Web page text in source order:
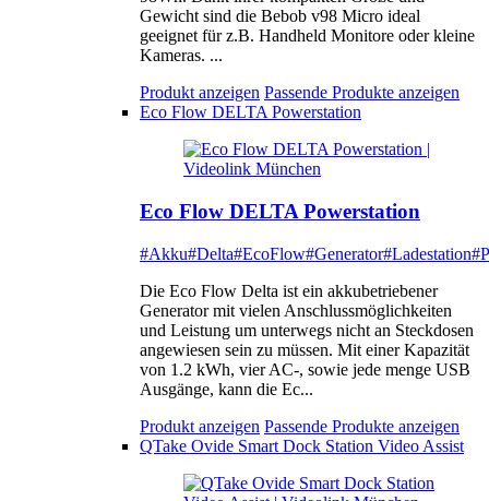
Gewicht sind die Bebob v98 Micro ideal
geeignet für z.B. Handheld Monitore oder kleine
Kameras. ...
Produkt anzeigen Passende Produkte anzeigen
Eco Flow DELTA Powerstation
Eco Flow DELTA Powerstation
#Akku#Delta#EcoFlow#Generator#Ladestation
Die Eco Flow Delta ist ein akkubetriebener
Generator mit vielen Anschlussmöglichkeiten
und Leistung um unterwegs nicht an Steckdosen
angewiesen sein zu müssen. Mit einer Kapazität
von 1.2 kWh, vier AC-, sowie jede menge USB
Ausgänge, kann die Ec...
Produkt anzeigen Passende Produkte anzeigen
QTake Ovide Smart Dock Station Video Assist